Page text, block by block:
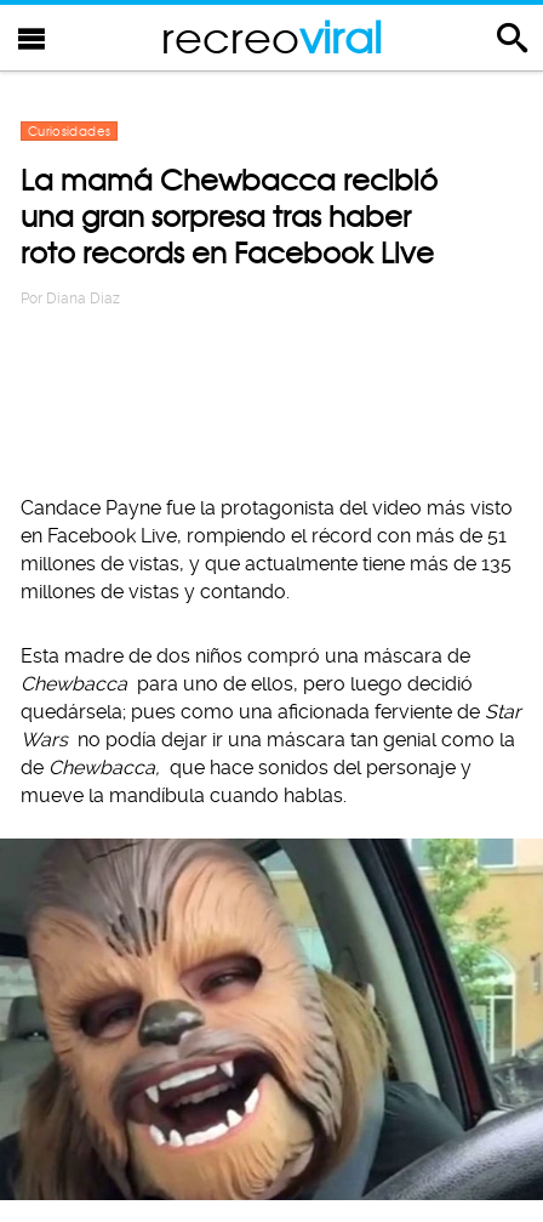
recreoviral
Curiosidades
La mamá Chewbacca recibió
una gran sorpresa tras haber
roto records en Facebook Live
Por Diana Diaz
Candace Payne fue la protagonista del video más visto
en Facebook Live, rompiendo el récord con más de 51
millones de vistas, y que actualmente tiene más de 135
millones de vistas y contando.
Esta madre de dos niños compró una máscara de
Chewbacca para uno de ellos, pero luego decidió
quedársela; pues como una aficionada ferviente de Star
Wars no podía dejar ir una máscara tan genial como la
de Chewbacca, que hace sonidos del personaje y
mueve la mandíbula cuando hablas.